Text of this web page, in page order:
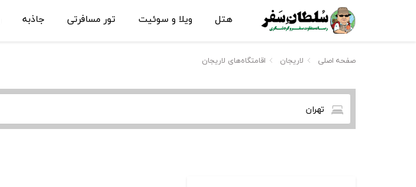
هتل ویلا و سوئیت تور مسافرتی جاذبه
صفحه اصلی لاریجان اقامتگاه‌های لاریجان
تهران